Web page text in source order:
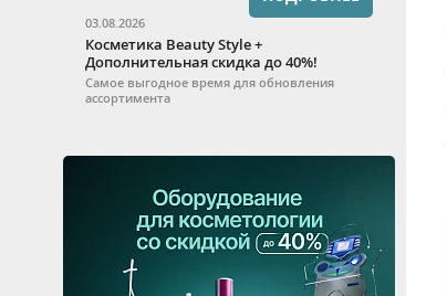
03.08.2026
Косметика Beauty Style +
Дополнительная скидка до 40%!
Самое выгодное время для обновления
ассортимента